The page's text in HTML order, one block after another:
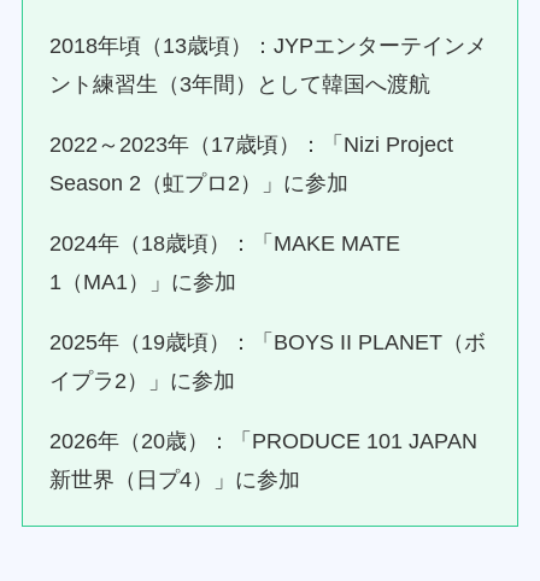
2018年頃（13歳頃）：JYPエンターテインメ
ント練習生（3年間）として韓国へ渡航
2022～2023年（17歳頃）：「Nizi Project
Season 2（虹プロ2）」に参加
2024年（18歳頃）：「MAKE MATE
1（MA1）」に参加
2025年（19歳頃）：「BOYS II PLANET（ボ
イプラ2）」に参加
2026年（20歳）：「PRODUCE 101 JAPAN
新世界（日プ4）」に参加